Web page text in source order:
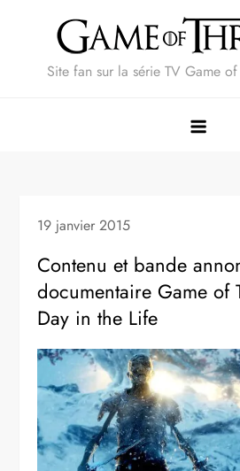
Site fan sur la série TV Game
19 janvier 2015
Contenu et bande
documentaire Game of
Day in the Life